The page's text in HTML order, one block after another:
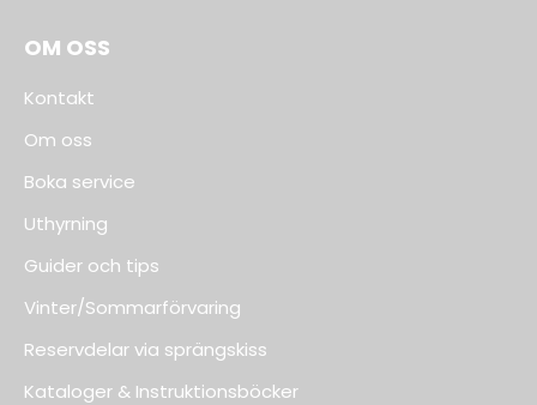
OM OSS
Kontakt
Om oss
Boka service
Uthyrning
Guider och tips
Vinter/Sommarförvaring
Reservdelar via sprängskiss
Kataloger & Instruktionsböcker